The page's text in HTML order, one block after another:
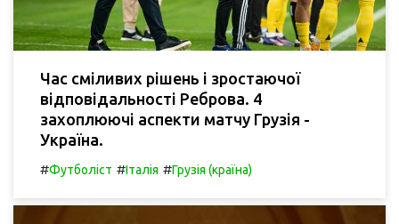
Час сміливих рішень і зростаючої
відповідальності Реброва. 4
захоплюючі аспекти матчу Грузія -
Україна.
#Футболіст #Італія #Грузія (країна)